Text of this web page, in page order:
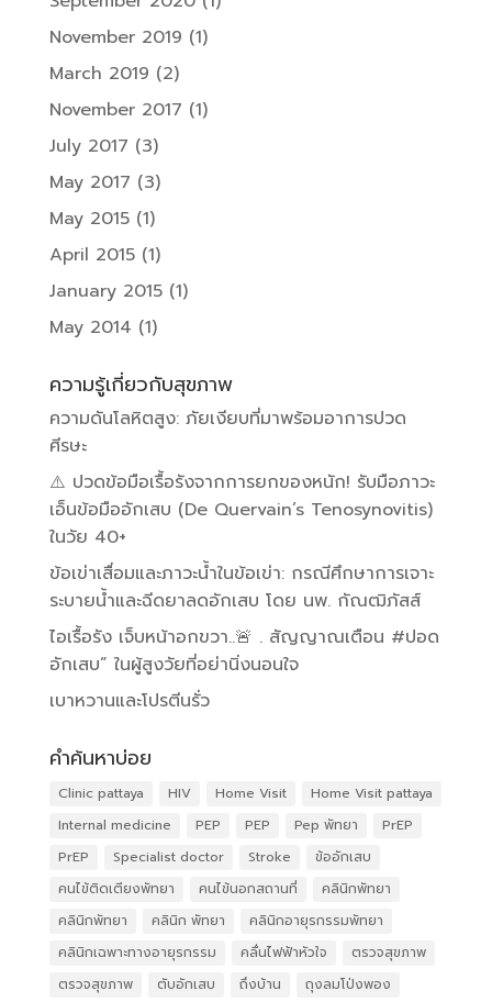
November 2019 (1)
March 2019 (2)
November 2017 (1)
July 2017 (3)
May 2017 (3)
May 2015(1)
April 2015(1)
January 2015(1)
May 2014 (1)
ความรู้เกี่ยวกับสุขภาพ
ความดันโลหิตสูง: ภัยเงียบที่มาพร้อมอาการปวด
ศีรษะ
⚠️ ปวดข้อมือเรื้อรังจากการยกของหนัก! รับมือภาวะ
เอ็นข้อมืออักเสบ (De Quervain’s Tenosynovitis)
ในวัย 40+
ข้อเข่าเสื่อมและภาวะน้ำในข้อเข่า: กรณีศึกษาการเจาะ
ระบายน้ำและฉีดยาลดอักเสบ โดย นพ. กัณฒิภัสส์
ไอเรื้อรัง เจ็บหน้าอกขวา..🚨 . สัญญาณเตือน #ปอด
อักเสบ” ในผู้สูงวัยที่อย่านิ่งนอนใจ
เบาหวานและโปรตีนรั่ว
คำค้นหาบ่อย
Clinic pattaya HIV Home Visit
Home Visit pattaya
Internal medicine
PEP PEP Pep พัทยา
PrEP
PrEP
Specialist doctor Stroke
ข้ออักเสบ
คนไข้ติดเตียงพัทยา
คนไข้นอกสถานที่
คลินิกพัทยา
คลินิกพัทยา
คลินิก พัทยา
คลินิกอายุรกรรมพัทยา
คลินิกเฉพาะทางอายุรกรรม
คลื่นไฟฟ้าหัวใจ
ตรวจสุขภาพ
ตรวจสุขภาพ
ตับอักเสบ ถึงบ้าน
ถุงลมโป่งพอง